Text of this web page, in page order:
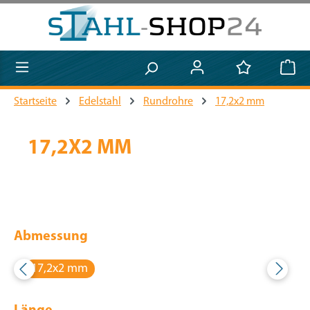
Zum Hauptinhalt springen
Startseite Edelstahl Rundrohre 17,2x2 mm
17,2X2 MM
Abmessung
17,2x2 mm